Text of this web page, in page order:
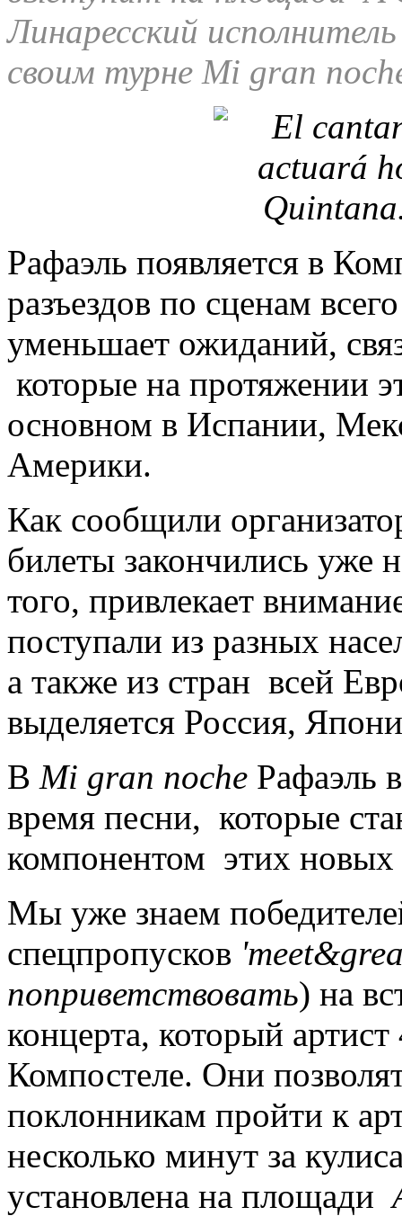
Линаресский
своим турне Mi gran
Рафаэль появляется в
разъездов по сценам
уменьшает ожиданий,
которые на протяжении
основном в Испании,
Америки.
Как сообщили
билеты закончились уже
того, привлекает
поступали из разных
а также из стран всей
выделяется Россия,
В Mi gran noche Рафаэль
время песни, которые
компонентом этих новых
Мы уже знаем
спецпропусков
поприветствовать) на
концерта, который артист
Компостеле. Они
поклонникам пройти к
несколько минут за
установлена на площади